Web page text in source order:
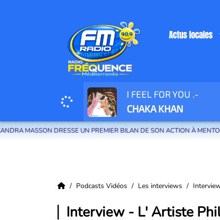
Radio Fréquence Méditerranée la radio de menton et des communes
Actus locales
I FEEL FOR YOU .-
CHAKA KHAN
DRESSE UN PREMIER BILAN DE SON ACTION À MENTON
Podcasts Vidéos Les interviews
Interview - L' Artiste